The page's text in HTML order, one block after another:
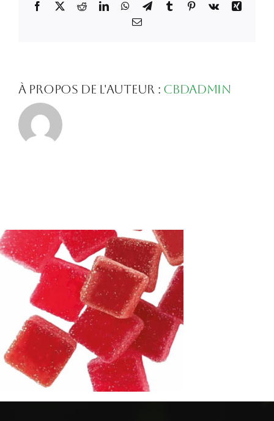
Facebook
X RedditLinkedInWhatsApp
TelegramTumblr Pinterest
Vk
Xing
Email
À propos de l'auteur : Cbdadmin